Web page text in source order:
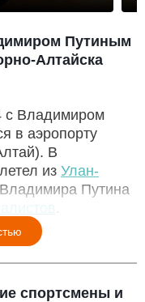
Путиным
Алтайска
с Владимиром
в аэропорту
В
из Улан-
Путина
спортсмены и